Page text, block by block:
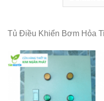
Tủ Điều Khiển Bơm Hỏa